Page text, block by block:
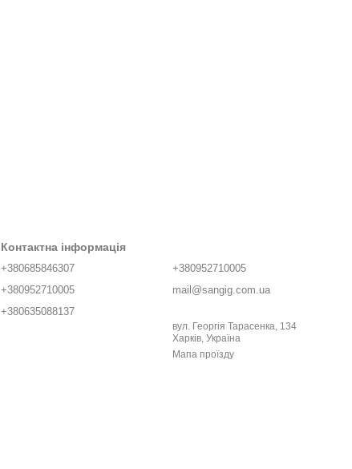
Контактна інформація
+380685846307
+380952710005
+380635088137
+380952710005
mail@sangig.com.ua
вул. Георгія Тарасенка, 134
Харків, Україна
Мапа проїзду